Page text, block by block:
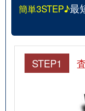
簡単3STEP♪最
STEP1